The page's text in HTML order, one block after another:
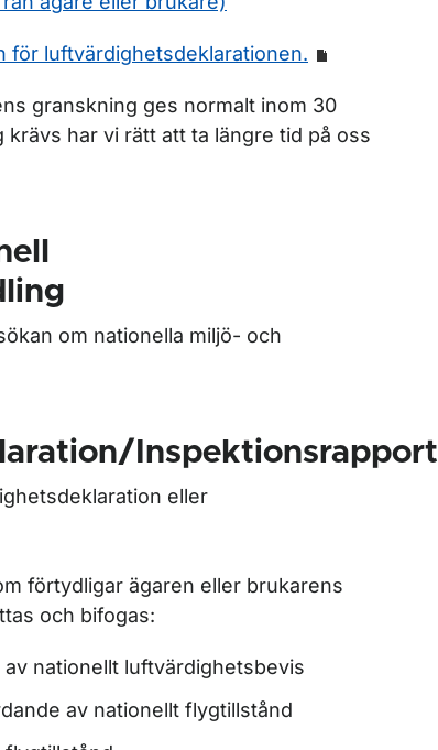
för luftvärdighetsdeklarationen.
granskning ges normalt inom 30
har vi rätt att ta längre tid på oss
om nationella miljö- och
Inspektionsrapport
eller
förtydligar ägaren eller brukarens
och bifogas:
nationellt luftvärdighetsbevis
av nationellt flygtillstånd